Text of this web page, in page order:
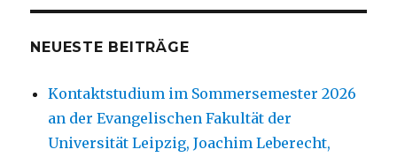
NEUESTE BEITRÄGE
Kontaktstudium im Sommersemester 2026
an der Evangelischen Fakultät der
Universität Leipzig, Joachim Leberecht,